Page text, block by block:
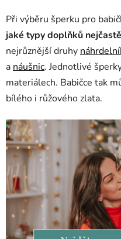
Při výběru šperku pro
jaké typy doplňků
nejrůznější druhy
anáušnic. Jednotlivé
materiálech. Babičce tak
bílého i růžového zlata.